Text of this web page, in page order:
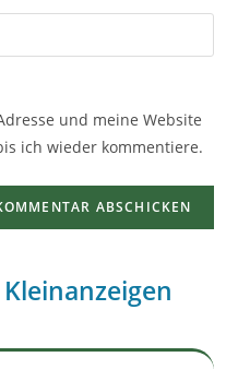
und meine Website
ich wieder kommentiere.